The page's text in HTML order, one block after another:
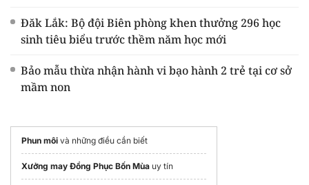
Đăk Lắk: Bộ đội Biên phòng khen thưởng 296 học
sinh tiêu biểu trước thềm năm học mới
Bảo mẫu thừa nhận hành vi bạo hành 2 trẻ tại cơ sở
mầm non
Phun môi và những điều cần biết
Xưởng may Đồng Phục Bốn Mùa uy tín